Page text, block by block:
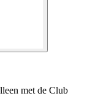
met de Club